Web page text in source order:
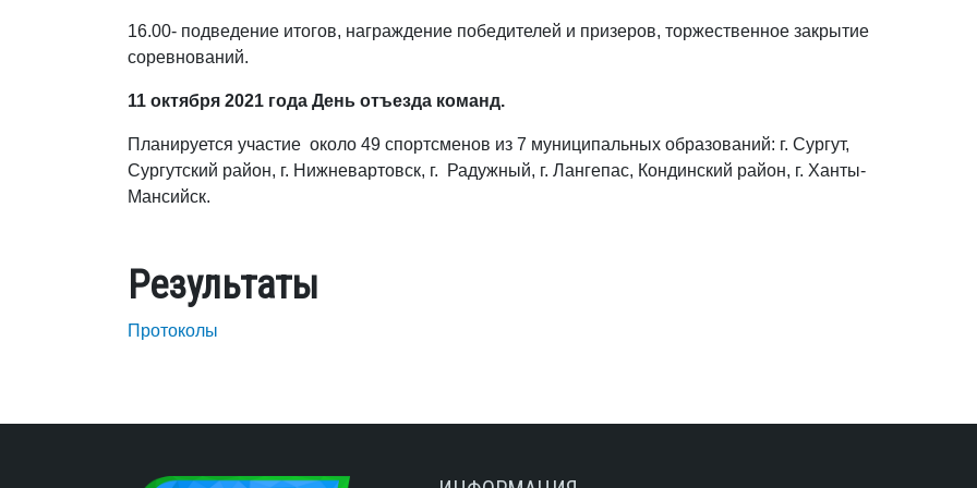
16.00- подведение итогов, награждение победителей и призеров, торжественное закрытие
соревнований.
11 октября 2021 года День отъезда команд.
Планируется участие около 49 спортсменов из 7 муниципальных образований: г. Сургут,
Сургутский район, г. Нижневартовск, г. Радужный, г. Лангепас, Кондинский район, г. Ханты-
Мансийск.
Результаты
Протоколы